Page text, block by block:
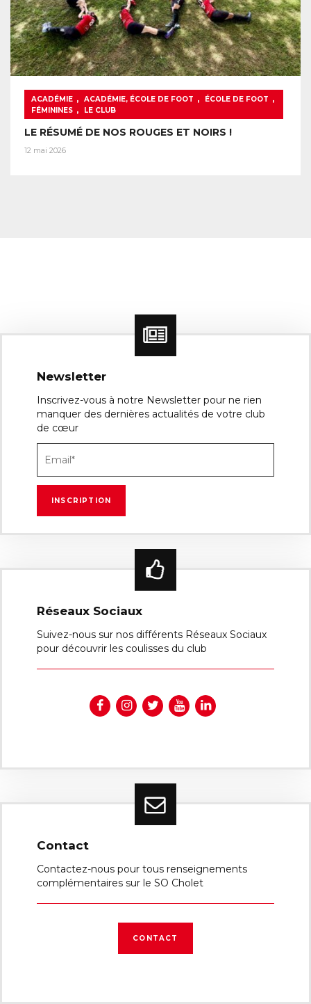
ACADÉMIE , ACADÉMIE, ÉCOLE DE FOOT , ÉCOLE DE FOOT ,
FÉMININES , LE CLUB
LE RÉSUMÉ DE NOS ROUGES ET NOIRS !
12 mai 2026
Newsletter
Inscrivez-vous à notre Newsletter pour ne rien
manquer des dernières actualités de votre club
de cœur
Réseaux Sociaux
Suivez-nous sur nos différents Réseaux Sociaux
pour découvrir les coulisses du club
Contact
Contactez-nous pour tous renseignements
complémentaires sur le SO Cholet
CONTACT